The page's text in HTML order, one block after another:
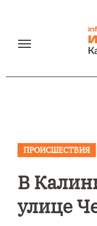
содержанию
ПРОИСШЕСТВИЯ
В
улице